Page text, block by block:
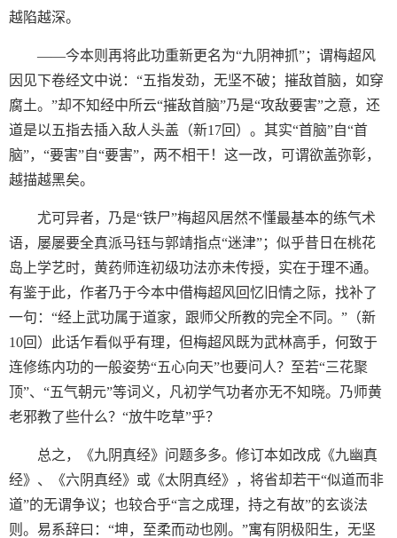
越陷越深。
——今本则再将此功重新更名为“九阴神抓”；谓梅超风
因见下卷经文中说：“五指发劲，无坚不破；摧敌首脑，如穿
腐土。”却不知经中所云“摧敌首脑”乃是“攻敌要害”之意，还
道是以五指去插入敌人头盖（新17回）。其实“首脑”自“首
脑”，“要害”自“要害”，两不相干！这一改，可谓欲盖弥彰，
越描越黑矣。
尤可异者，乃是“铁尸”梅超风居然不懂最基本的练气术
语，屡屡要全真派马钰与郭靖指点“迷津”；似乎昔日在桃花
岛上学艺时，黄药师连初级功法亦未传授，实在于理不通。
有鉴于此，作者乃于今本中借梅超风回忆旧情之际，找补了
一句：“经上武功属于道家，跟师父所教的完全不同。”（新
10回）此话乍看似乎有理，但梅超风既为武林高手，何致于
连修练内功的一般姿势“五心向天”也要问人？至若“三花聚
顶”、“五气朝元”等词义，凡初学气功者亦无不知晓。乃师黄
老邪教了些什么？“放牛吃草”乎？
总之，《九阴真经》问题多多。修订本如改成《九幽真
经》、《六阴真经》或《太阴真经》，将省却若干“似道而非
道”的无谓争议；也较合乎“言之成理，持之有故”的玄谈法
则。易系辞曰：“坤，至柔而动也刚。”寓有阴极阳生，无坚